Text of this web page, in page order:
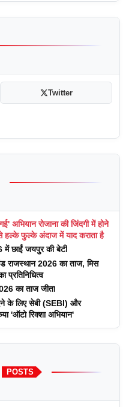
Twitter
अभियान रोजाना की जिंदगी में होने
हल्के फुल्के अंदाज में याद कराता है
में छाईं जयपुर की बेटी
राजस्थान 2026 का ताज, मिस
प्रतिनिधित्व
का ताज जीता
के लिए सेबी (SEBI) और
'ऑटो रिक्शा अभियान'
POSTS